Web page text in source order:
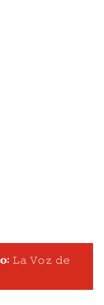
𝙻𝚊 𝚅𝚘𝚣 𝚍𝚎